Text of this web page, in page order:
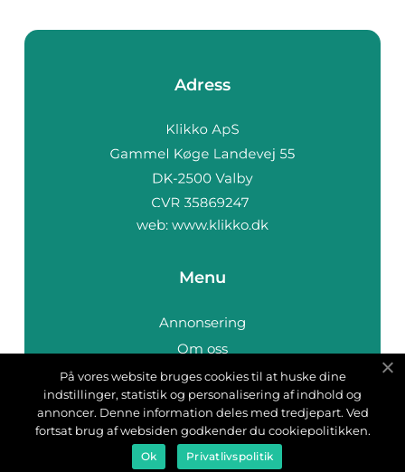
Adress
web: www.klikko.dk
Menu
Annonsering
Om oss
Cookies
Kontakta oss
Sitemap
På vores website bruges cookies til at huske dine
indstillinger, statistik og personalisering af indhold og
annoncer. Denne information deles med tredjepart. Ved
fortsat brug af websiden godkender du cookiepolitikken.
Ok Privatlivspolitik